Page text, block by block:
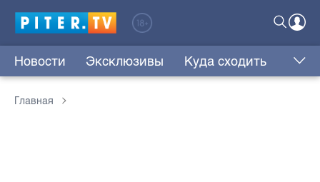
Новости Эксклюзивы Куда сходить
Главная